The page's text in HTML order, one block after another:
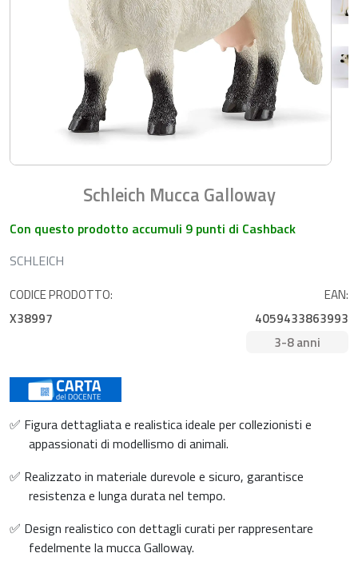
Schleich Mucca Galloway
Con questo prodotto accumuli 9 punti di Cashback
SCHLEICH
CODICE PRODOTTO:
X38997
EAN:
4059433863993
3-8 anni
✅ Figura dettagliata e realistica ideale per collezionisti e
appassionati di modellismo di animali.
✅ Realizzato in materiale durevole e sicuro, garantisce
resistenza e lunga durata nel tempo.
✅ Design realistico con dettagli curati per rappresentare
fedelmente la mucca Galloway.